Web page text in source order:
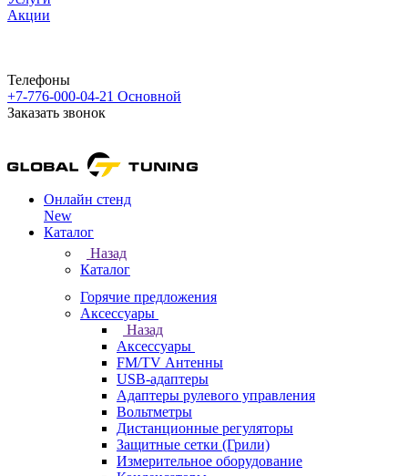
Акции
Телефоны
+7-776-000-04-21 Основной
Заказать звонок
Онлайн стенд
New
Каталог
Назад
Каталог
Горячие предложения
Аксессуары
Назад
Аксессуары
FM/TV Антенны
USB-адаптеры
Адаптеры рулевого управления
Вольтметры
Дистанционные регуляторы
Защитные сетки (Грили)
Измерительное оборудование